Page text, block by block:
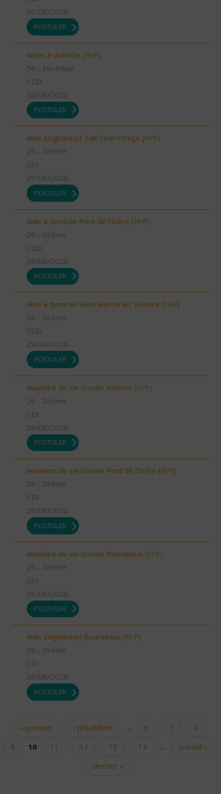
30/06/2026
POSTULER
Aides à domicile (H/F)
56 - Morbihan
CDD
30/06/2026
POSTULER
Aide soignant(e) Tain l'Hermitage (H/F)
26 - Drôme
CDI
29/06/2026
POSTULER
Aide à domicile Pont de l'Isère (H/F)
26 - Drôme
CDD
29/06/2026
POSTULER
Aide à domicile Saint Marcel les Valence (H/F)
26 - Drôme
CDD
29/06/2026
POSTULER
Auxiliaire de vie sociale Valence (H/F)
26 - Drôme
CDI
29/06/2026
POSTULER
Auxiliaire de vie sociale Pont de l'Isère (H/F)
26 - Drôme
CDI
29/06/2026
POSTULER
Auxiliaire de vie sociale Bourdeaux (H/F)
26 - Drôme
CDI
26/06/2026
POSTULER
Aide soignant(e) Bourdeaux (H/F)
26 - Drôme
CDI
26/06/2026
POSTULER
Pages« premier ‹ précédent … 6 7
8
9
10 11 12 13 14 …
suivant ›
dernier »